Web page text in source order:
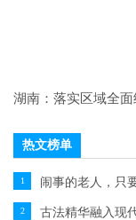
湖南：落实区域全
热文榜单
1
2 古法精华融入现